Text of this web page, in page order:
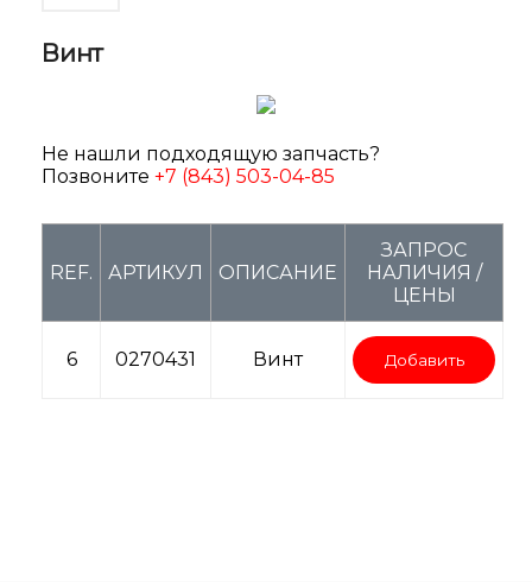
Винт
Не нашли подходящую запчасть?
Позвоните +7 (843) 503-04-85
REF. АРТИКУЛ ОПИСАНИЕ
ЗАПРОС
НАЛИЧИЯ /
ЦЕНЫ
6 0270431 Винт Добавить